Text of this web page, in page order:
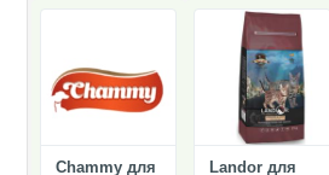
Chammy для
Landor для